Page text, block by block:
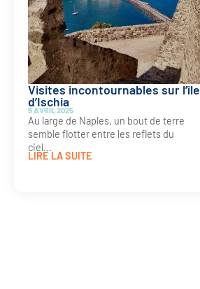
Visites incontournables sur l’île
d’Ischia
9 AVRIL 2025
Au large de Naples, un bout de terre
semble flotter entre les reflets du
ciel...
LIRE LA SUITE